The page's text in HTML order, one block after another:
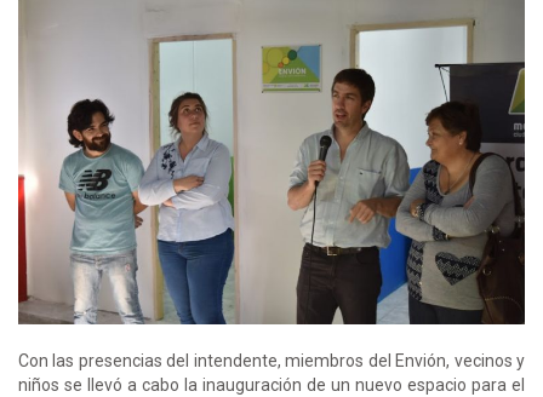
Con las presencias del intendente, miembros del Envión, vecinos y
niños se llevó a cabo la inauguración de un nuevo espacio para el